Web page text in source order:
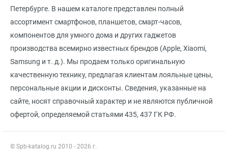
Петербурге. В нашем каталоге представлен полный
ассортимент смартфонов, планшетов, смарт-часов,
компонентов для умного дома и других гаджетов
производства всемирно известных брендов (Apple, Xiaomi,
Samsung и т. д.). Мы продаем только оригинальную
качественную технику, предлагая клиентам лояльные цены,
персональные акции и дисконты. Сведения, указанные на
сайте, носят справочный характер и не являются публичной
офертой, определяемой статьями 435, 437 ГК РФ.
© Spb-katalog.ru 2010 - 2026 г.